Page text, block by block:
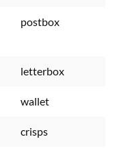
postbox
letterbox
wallet
crisps